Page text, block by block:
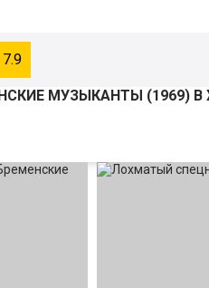
7.9
МУЗЫКАНТЫ (1969) В